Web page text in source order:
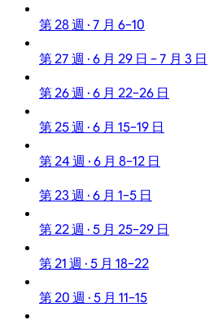
第 28 週 · 7 月 6–10
第 27 週 · 6 月 29 日 – 7 月 3 日
第 26 週 · 6 月 22–26 日
第 25 週 · 6 月 15–19 日
第 24 週 · 6 月 8–12 日
第 23 週 · 6 月 1–5 日
第 22 週 · 5 月 25–29 日
第 21 週 · 5 月 18–22
第 20 週 · 5 月 11–15